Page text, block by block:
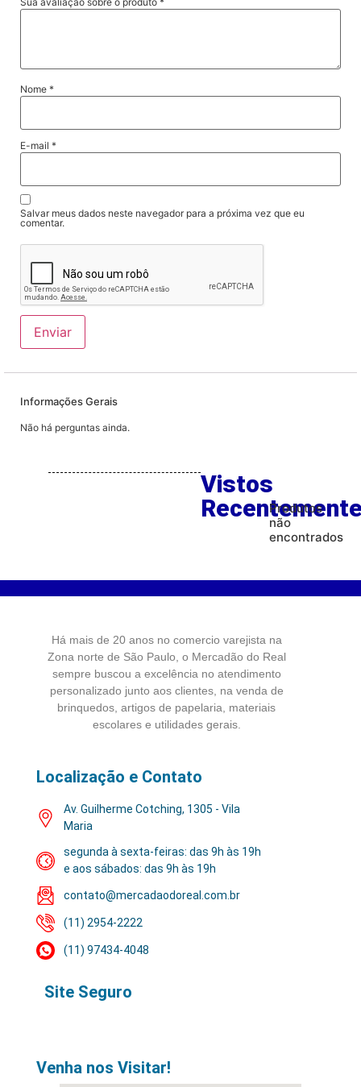
Nome *
E-mail *
Salvar meus dados neste navegador para a próxima vez que eu
comentar.
Informações Gerais
Não há perguntas ainda.
Vistos
Produtos
não
encontrados
Há mais de 20 anos no comercio varejista na
Zona norte de São Paulo, o Mercadão do Real
sempre buscou a excelência no atendimento
personalizado junto aos clientes, na venda de
brinquedos, artigos de papelaria, materiais
escolares e utilidades gerais.
Localização e Contato
Av. Guilherme Cotching, 1305 - Vila
Maria
segunda à sexta-feiras: das 9h às 19h
e aos sábados: das 9h às 19h
contato@mercadaodoreal.com.br
(11) 2954-2222
(11) 97434-4048
Site Seguro
Venha nos Visitar!